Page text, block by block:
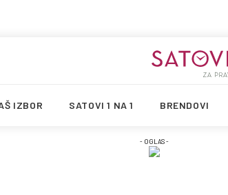
IZBOR SATOVI 1 NA 1 BRENDOVI
- OGLAS -